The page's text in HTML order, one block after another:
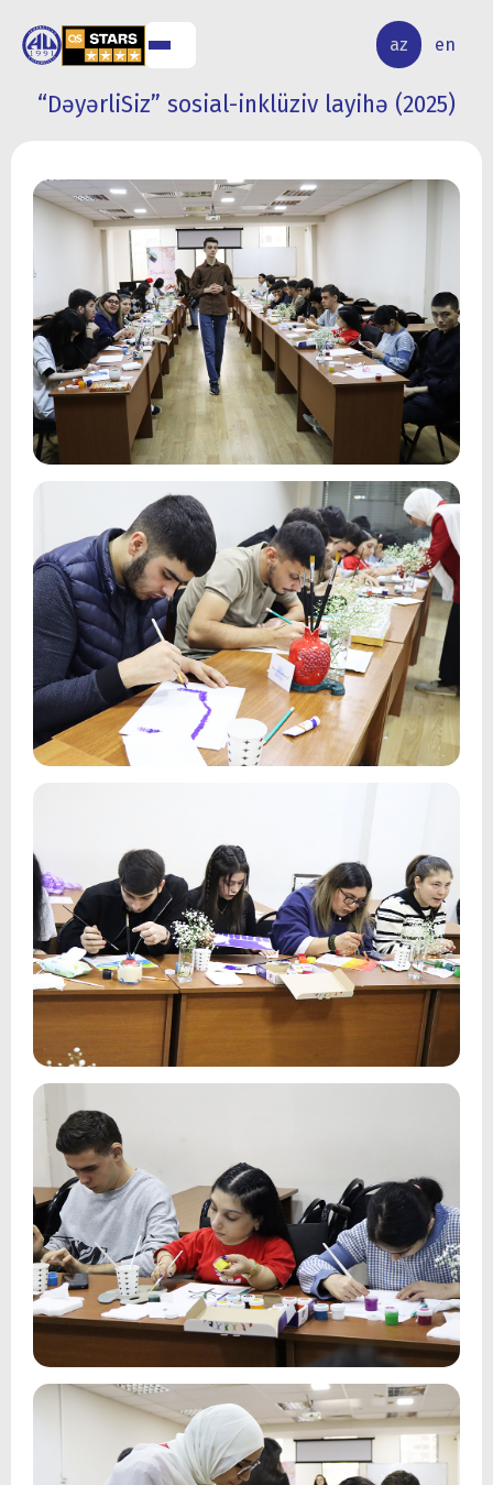
az en
ELMİ
TƏDQİQAT
“DəyərliSiz” sosial-inklüziv layihə (2025)